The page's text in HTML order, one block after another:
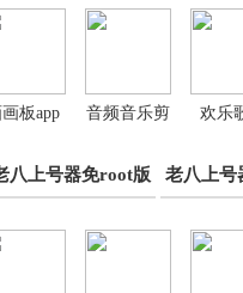
板app 音频音乐剪
辑手机版
欢乐
八上号器免root版 老八上号